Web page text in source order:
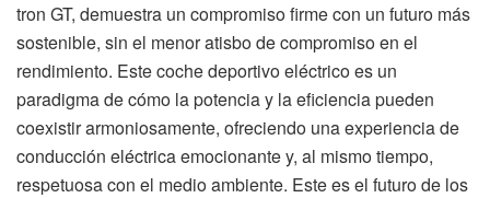
tron GT, demuestra un compromiso firme con un futuro más
sostenible, sin el menor atisbo de compromiso en el
rendimiento. Este coche deportivo eléctrico es un
paradigma de cómo la potencia y la eficiencia pueden
coexistir armoniosamente, ofreciendo una experiencia de
conducción eléctrica emocionante y, al mismo tiempo,
respetuosa con el medio ambiente. Este es el futuro de los